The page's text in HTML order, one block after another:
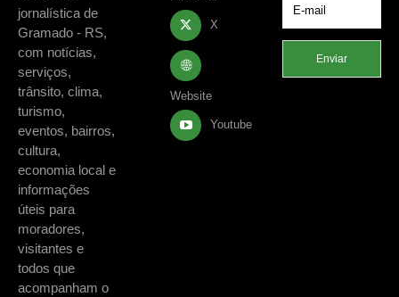
jornalística de
Gramado - RS,
com notícias,
serviços,
trânsito, clima,
turismo,
eventos, bairros,
cultura,
economia local e
informações
úteis para
moradores,
visitantes e
todos que
acompanham o
X
Website
Youtube
Enviar